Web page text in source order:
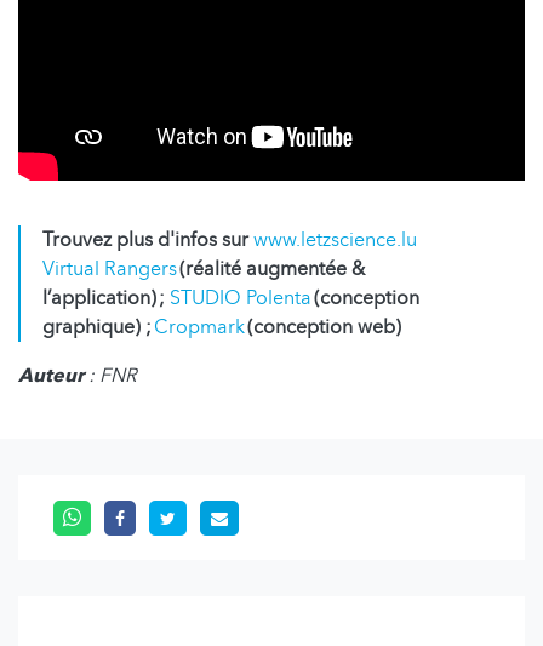
Trouvez plus d'infos surwww.letzscience.lu
Virtual Rangers(réalité augmentée &
l’application) ; STUDIO Polenta(conception
graphique) ;Cropmark(conception web)
Auteur: FNR